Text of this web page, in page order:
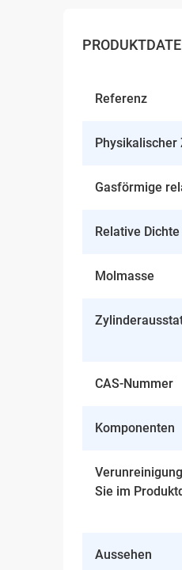
Referenz
Physikalischer
Gasförmige
Relative
Molmasse
CAS-Nummer
Komponenten
Sie im
Aussehen